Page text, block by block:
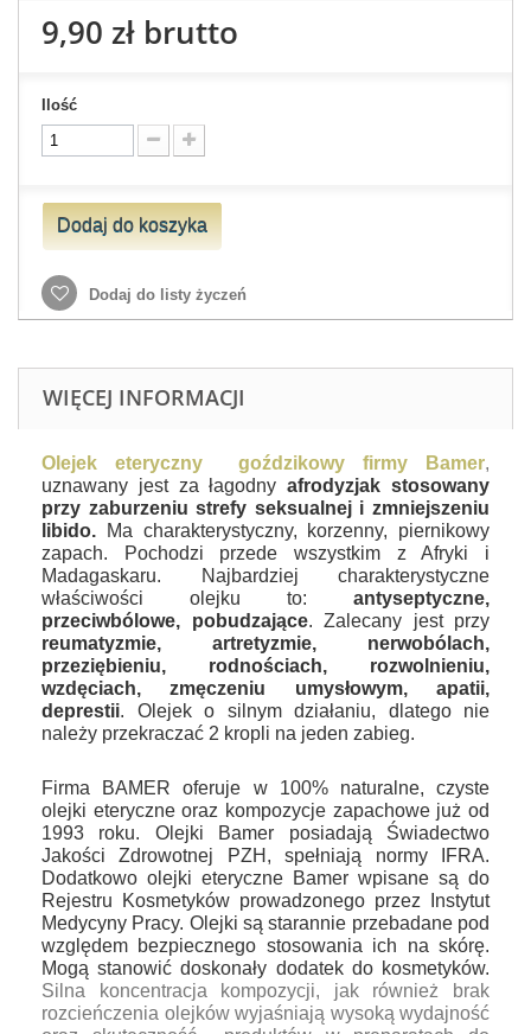
9,90 zł brutto
Ilość
Dodaj do koszyka
Dodaj do listy życzeń
WIĘCEJ INFORMACJI
Olejek eteryczny goździkowy firmy Bamer,
uznawany jest za łagodnyafrodyzjak stosowany
przy zaburzeniu strefy seksualnej i zmniejszeniu
libido. Ma charakterystyczny, korzenny, piernikowy
zapach. Pochodzi przede wszystkim z Afryki i
Madagaskaru. Najbardziej charakterystyczne
właściwości olejku to: antyseptyczne,
przeciwbólowe, pobudzające. Zalecany jest przy
reumatyzmie, artretyzmie, nerwobólach,
przeziębieniu, rodnościach, rozwolnieniu,
wzdęciach, zmęczeniu umysłowym, apatii,
deprestii. Olejek o silnym działaniu, dlatego nie
należy przekraczać 2 kropli na jeden zabieg.
Firma BAMER oferuje w 100% naturalne, czyste
olejki eteryczne oraz kompozycje zapachowe już od
1993 roku. Olejki Bamer posiadają Świadectwo
Jakości Zdrowotnej PZH, spełniają normy IFRA.
Dodatkowo olejki eteryczne Bamer wpisane są do
Rejestru Kosmetyków prowadzonego przez Instytut
Medycyny Pracy. Olejki są starannie przebadane pod
względem bezpiecznego stosowania ich na skórę.
Mogą stanowić doskonały dodatek do kosmetyków.
Silna koncentracja kompozycji, jak również brak
rozcieńczenia olejków wyjaśniają wysoką wydajność